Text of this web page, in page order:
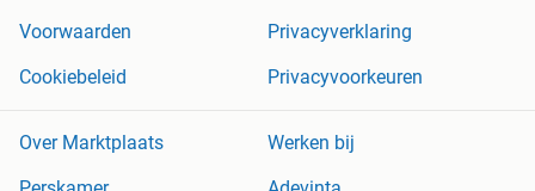
Voorwaarden
Privacyverklaring
Cookiebeleid
Privacyvoorkeuren
Over Marktplaats
Werken bij